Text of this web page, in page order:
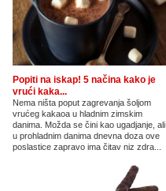
Popiti na iskap! 5 načina kako je
vrući kaka...
Nema ništa poput zagrevanja šoljom
vrućeg kakaoa u hladnim zimskim
danima. Možda se čini kao ugadjanje, ali
u prohladnim danima dnevna doza ove
poslastice zapravo ima čitav niz zdra...